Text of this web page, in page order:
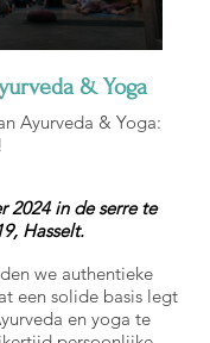
& Yoga
Ayurveda & Yoga:
2024 in de serre te
Hasselt.
we authentieke
een solide basis legt
en yoga te